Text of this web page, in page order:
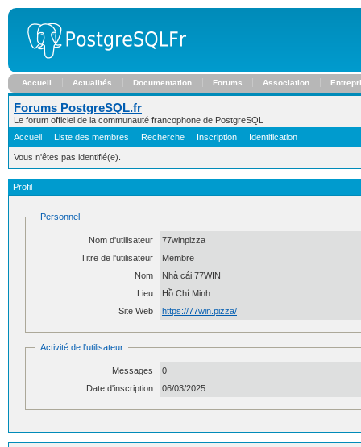
Accueil Actualités Documentation Forums Association
Forums PostgreSQL.fr
Le forum officiel de la communauté francophone de PostgreSQL
Accueil
Liste des membres Recherche Inscription Identification
Vous n'êtes pas identifié(e).
Profil
Personnel
Nom d'utilisateur
77winpizza
Titre de l'utilisateur
Membre
Nom
Nhà cái 77WIN
Lieu
Hồ Chí Minh
Site Web
https://77win.pizza/
Activité de l'utilisateur
Messages
0
Date d'inscription
06/03/2025